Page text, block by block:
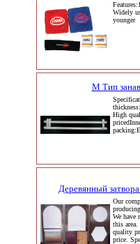
Widely
younger
M Тип
High
Деревянный
Our
We have
this area.
quality
price.